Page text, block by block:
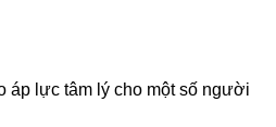
áp lực tâm lý cho một số người